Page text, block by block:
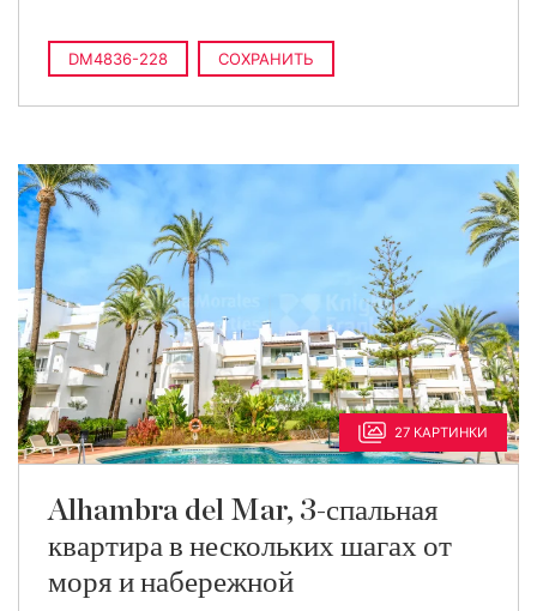
DM4836-228 СОХРАНИТЬ
27 КАРТИНКИ
Alhambra del Mar, 3-спальная
квартира в нескольких шагах от
моря и набережной